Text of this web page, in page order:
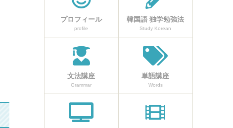
プロフィール
profile
韓国語 独学勉強法
Study Korean
文法講座
Grammar
単語講座
Words